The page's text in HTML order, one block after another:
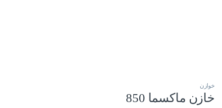
خوازن
خازن ماكسما 850